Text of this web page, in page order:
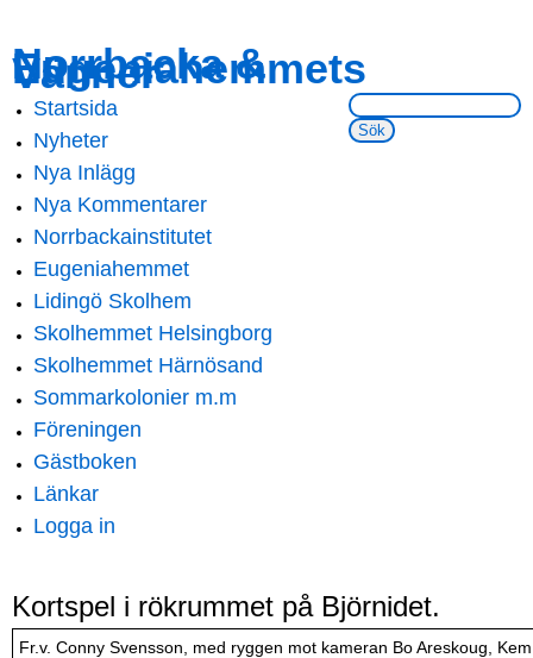
main
content
navigation
Norrbacka &
Eugeniahemmets
Vänner
Sök på webbsidan:
Main menu
Startsida
Nyheter
Nya Inlägg
Nya Kommentarer
Norrbackainstitutet
Eugeniahemmet
Lidingö Skolhem
Skolhemmet Helsingborg
Skolhemmet Härnösand
Sommarkolonier m.m
Föreningen
Gästboken
Länkar
Logga in
Kortspel i rökrummet på Björnidet.
Fr.v. Conny Svensson, med ryggen mot kameran Bo Areskoug,